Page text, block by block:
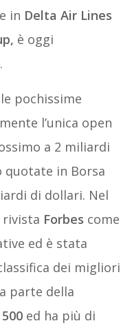
in Delta Air Lines
è oggi
pochissime
l’unica open
a 2 miliardi
quotate in Borsa
di dollari. Nel
rivista Forbes come
ed è stata
dei migliori
parte della
ed ha più di